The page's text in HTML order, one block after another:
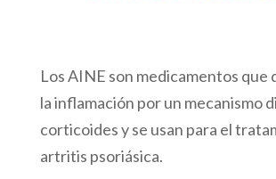
Los AINE son medicamentos que
la inflamación por un mecanismo
corticoides y se usan para el
artritis psoriásica.